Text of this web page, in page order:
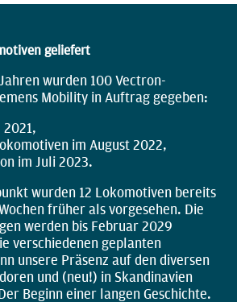
geliefert
wurden 100 Vectron-
Mobility in Auftrag gegeben:
im August 2022,
im Juli 2023.
wurden 12 Lokomotiven bereits
früher als vorgesehen. Die
werden bis Februar 2029
verschiedenen geplanten
unsere Präsenz auf den diversen
und (neu!) in Skandinavien
Beginn einer langen Geschichte.